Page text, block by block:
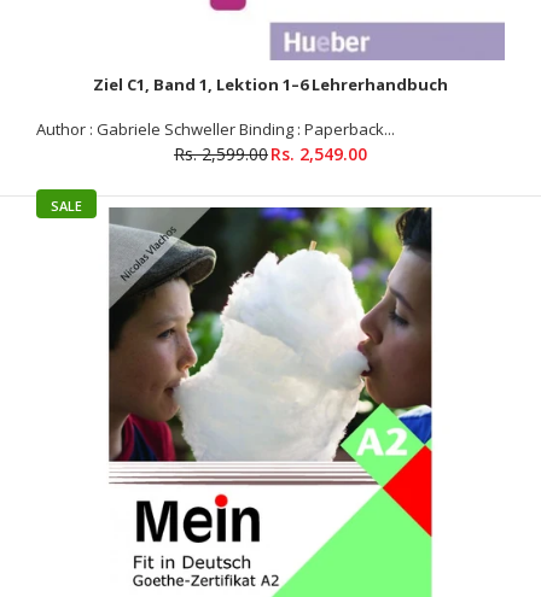
Ziel C1, Band 1, Lektion 1–6 Lehrerhandbuch
Author : Gabriele Schweller Binding : Paperback...
Rs. 2,599.00Rs. 2,549.00
SALE